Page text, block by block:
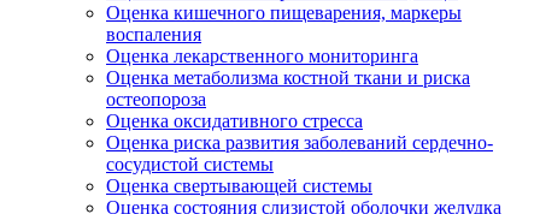
Оценка кишечного пищеварения, маркеры
воспаления
Оценка лекарственного мониторинга
Оценка метаболизма костной ткани и риска
остеопороза
Оценка оксидативного стресса
Оценка риска развития заболеваний сердечно-
сосудистой системы
Оценка свертывающей системы
Оценка состояния слизистой оболочки желудка